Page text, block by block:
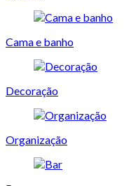
Cama e banho
Decoração
Organização